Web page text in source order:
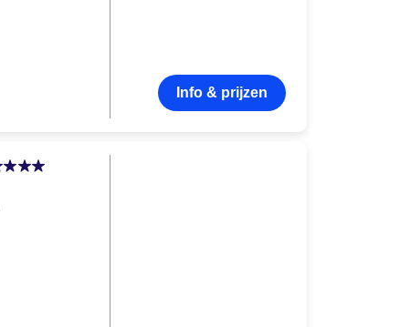
Info & prijzen